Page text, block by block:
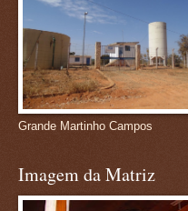
Grande Martinho Campos
Imagem da Matriz